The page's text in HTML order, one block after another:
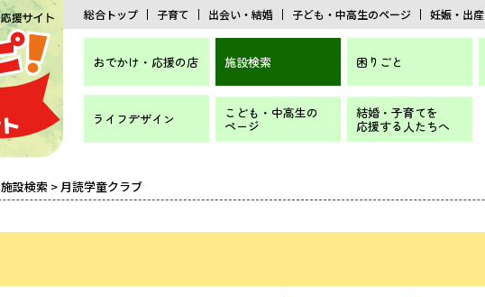
総合トップ 子育て 出会い・結婚 子ども・中高生のページ 妊娠・出産
おでかけ・応援の店 施設検索 困りごと
ライフデザイン こども・中高生の
ページ
結婚・子育てを
応援する人たちへ
施設検索 > 月読学童クラブ